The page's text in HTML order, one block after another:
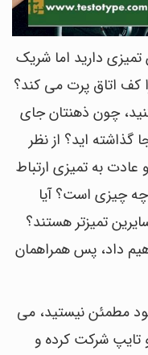
دارید اما شریک
کف اتاق پرت می کند؟
چون ذهنتان جای
گذاشته اید؟ از نظر
به تمیزی ارتباط
چه چیزی است؟ آیا
تمیزتر هستند؟
داد، پس همراهمان
مطمئن نیستید، می
شرکت کرده و